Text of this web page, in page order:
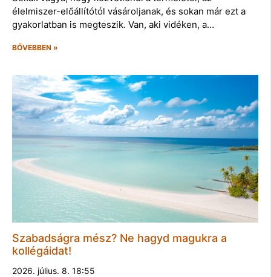
élelmiszer-előállítótól vásároljanak, és sokan már ezt a
gyakorlatban is megteszik. Van, aki vidéken, a…
BŐVEBBEN »
Szabadságra mész? Ne hagyd magukra a
kollégáidat!
2026. július. 8. 18:55